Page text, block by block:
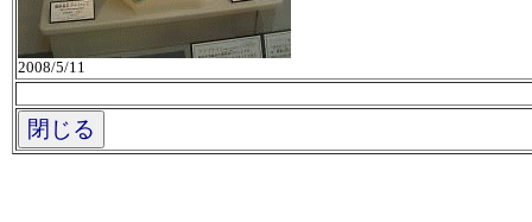
2008/5/11
閉じる